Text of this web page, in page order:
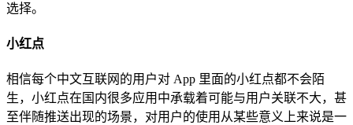
选择。
小红点
相信每个中文互联网的用户对 App 里面的小红点都不会陌
生，小红点在国内很多应用中承载着可能与用户关联不大，甚
至伴随推送出现的场景，对用户的使用从某些意义上来说是一